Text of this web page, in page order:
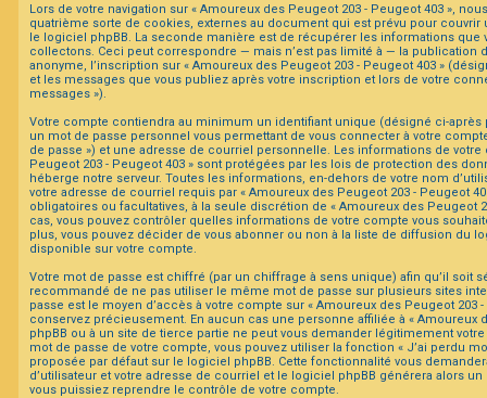
Lors de votre navigation sur « Amoureux des Peugeot 203 - Peugeot 403 »,
quatrième sorte de cookies, externes au document qui est prévu pour
le logiciel phpBB. La seconde manière est de récupérer les informations que
collectons. Ceci peut correspondre — mais n’est pas limité à — la publication
anonyme, l’inscription sur « Amoureux des Peugeot 203 - Peugeot 403 »
et les messages que vous publiez après votre inscription et lors de votre
messages »).
Votre compte contiendra au minimum un identifiant unique (désigné ci-après
un mot de passe personnel vous permettant de vous connecter à votre
de passe ») et une adresse de courriel personnelle. Les informations de votre
Peugeot 203 - Peugeot 403 » sont protégées par les lois de protection des
héberge notre serveur. Toutes les informations, en-dehors de votre nom
votre adresse de courriel requis par « Amoureux des Peugeot 203 - Peugeot
obligatoires ou facultatives, à la seule discrétion de « Amoureux des Peugeot
cas, vous pouvez contrôler quelles informations de votre compte vous
plus, vous pouvez décider de vous abonner ou non à la liste de diffusion du
disponible sur votre compte.
Votre mot de passe est chiffré (par un chiffrage à sens unique) afin qu’il soit
recommandé de ne pas utiliser le même mot de passe sur plusieurs sites
passe est le moyen d’accès à votre compte sur « Amoureux des Peugeot 203
conservez précieusement. En aucun cas une personne affiliée à « Amoureux
phpBB ou à un site de tierce partie ne peut vous demander légitimement
mot de passe de votre compte, vous pouvez utiliser la fonction « J’ai perdu
proposée par défaut sur le logiciel phpBB. Cette fonctionnalité vous
d’utilisateur et votre adresse de courriel et le logiciel phpBB générera alors
vous puissiez reprendre le contrôle de votre compte.